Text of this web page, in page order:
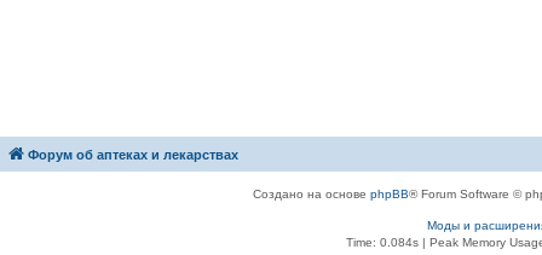
Форум об аптеках и лекарствах
Создано на основе phpBB® Forum Software ©
Моды и
Time: 0.084s| Peak Memory